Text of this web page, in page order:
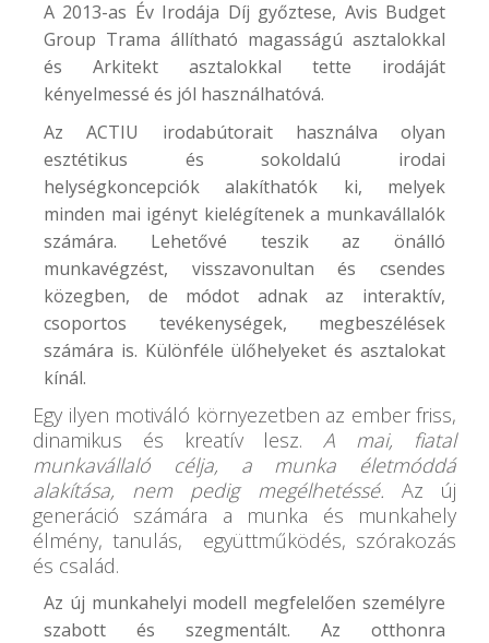
A 2013-as Év Irodája Díj győztese, Avis Budget
Group Trama állítható magasságú asztalokkal
és Arkitekt asztalokkal tette irodáját
kényelmessé és jól használhatóvá.
Az ACTIU irodabútorait használva olyan
esztétikus és sokoldalú irodai
helységkoncepciók alakíthatók ki, melyek
minden mai igényt kielégítenek a munkavállalók
számára. Lehetővé teszik az önálló
munkavégzést, visszavonultan és csendes
közegben, de módot adnak az interaktív,
csoportos tevékenységek, megbeszélések
számára is. Különféle ülőhelyeket és asztalokat
kínál.
Egy ilyen motiváló környezetben az ember friss,
dinamikus és kreatív lesz.A mai, fiatal
munkavállaló célja, a munka életmóddá
alakítása, nem pedig megélhetéssé. Az új
generáció számára a munka és munkahely
élmény, tanulás, együttműködés, szórakozás
és család.
Az új munkahelyi modell megfelelően személyre
szabott és szegmentált. Az otthonra